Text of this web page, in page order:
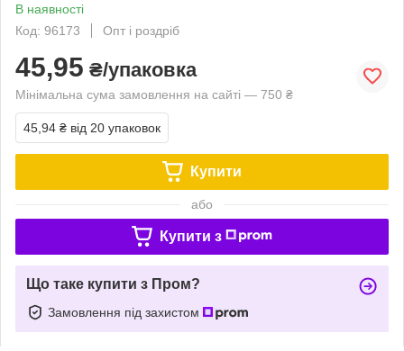
В наявності
Код: 96173
Опт і роздріб
45,95 ₴/упаковка
Мінімальна сума замовлення на сайті — 750 ₴
45,94 ₴ від 20 упаковок
Купити
або
Купити з
Що таке купити з Пром?
Замовлення під захистом